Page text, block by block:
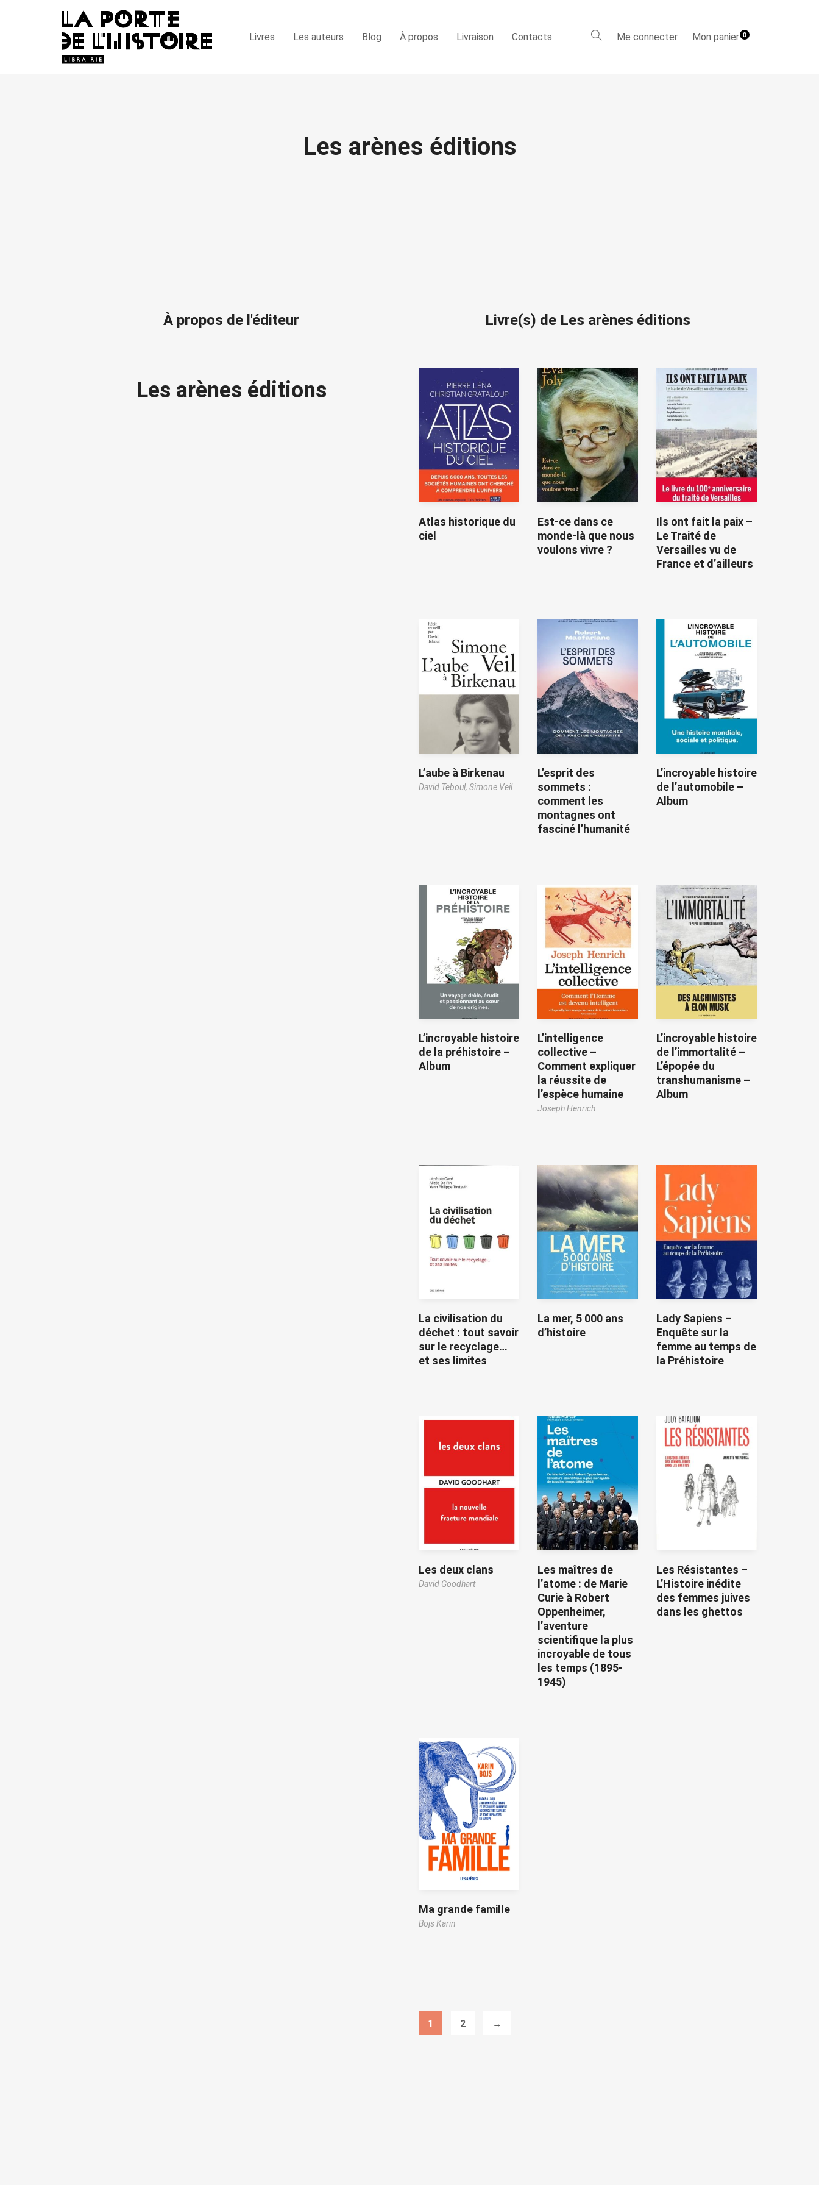
Livres Les auteurs Blog À propos Livraison Contacts Me connecter Mon panier0
Les arènes éditions
À propos de l'éditeur
Les arènes éditions
Livre(s) de Les arènes éditions
Atlas historique du
ciel
Est-ce dans ce
monde-là que nous
voulons vivre ?
Ils ont fait la paix –
Le Traité de
Versailles vu de
France et d’ailleurs
L’aube à Birkenau
David Teboul, Simone Veil
L’esprit des
sommets :
comment les
montagnes ont
fasciné l’humanité
L’incroyable histoire
de l’automobile –
Album
L’incroyable histoire
de la préhistoire –
Album
L’intelligence
collective –
Comment expliquer
la réussite de
l’espèce humaine
Joseph Henrich
L’incroyable histoire
de l’immortalité –
L’épopée du
transhumanisme –
Album
La civilisation du
déchet : tout savoir
sur le recyclage…
et ses limites
La mer, 5 000 ans
d’histoire
Lady Sapiens –
Enquête sur la
femme au temps de
la Préhistoire
Les deux clans
David Goodhart
Les maîtres de
l’atome : de Marie
Curie à Robert
Oppenheimer,
l’aventure
scientifique la plus
incroyable de tous
les temps (1895-
1945)
Les Résistantes –
L’Histoire inédite
des femmes juives
dans les ghettos
Ma grande famille
Bojs Karin
1 2 →